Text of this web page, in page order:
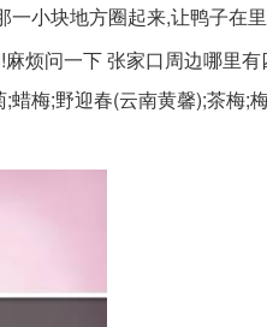
小块地方圈起来,让鸭子在
烦问一下 张家口周边哪里
梅;野迎春(云南黄馨);茶梅;